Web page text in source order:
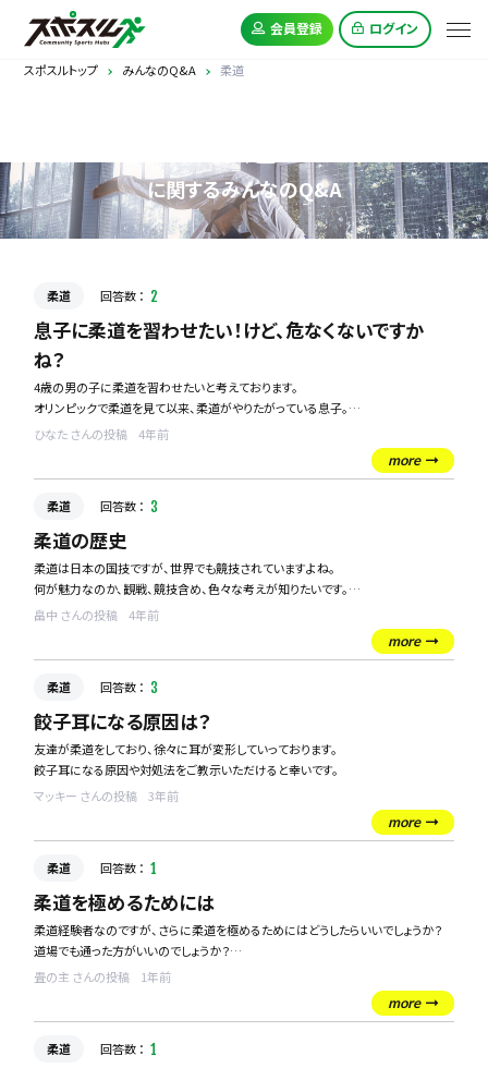
会員登録 ログイン
スポスルトップ みんなのQ&A 柔道
に関するみんなのQ&A
柔道 回答数 ： 2
息子に柔道を習わせたい！けど、危なくないですか
ね？
4歳の男の子に柔道を習わせたいと考えております。
オリンピックで柔道を見て以来、柔道がやりたがっている息子。
でも、大きなけがをしないか心配です。
小さいな頃から柔道をやっている方、お子様に柔道を習わせている親御さま、小さ
ひなた さんの投稿
4年前
more
柔道 回答数 ： 3
柔道の歴史
柔道は日本の国技ですが、世界でも競技されていますよね。
何が魅力なのか、観戦、競技含め、色々な考えが知りたいです。
柔道の競技人口は今後増えていくのでしょうか？
畠中 さんの投稿
4年前
more
柔道 回答数 ： 3
餃子耳になる原因は？
友達が柔道をしており、徐々に耳が変形していっております。
餃子耳になる原因や対処法をご教示いただけると幸いです。
マッキー さんの投稿
3年前
more
柔道 回答数 ： 1
柔道を極めるためには
柔道経験者なのですが、さらに柔道を極めるためにはどうしたらいいでしょうか？
道場でも通った方がいいのでしょうか？
アドバイスをお願いします。
畳の主 さんの投稿
1年前
more
柔道 回答数 ： 1